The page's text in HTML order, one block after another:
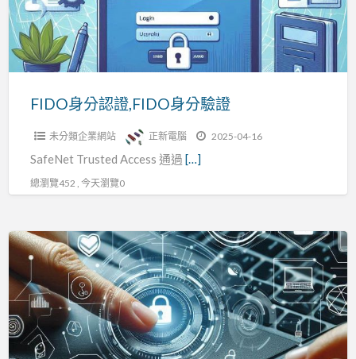
身
分
驗
證
FIDO身分認證,FIDO身分驗證
未分類企業網站 正新電腦 2025-04-16
SafeNet Trusted Access 通過 […]
總瀏覽452 , 今天瀏覽0
FIDO
身
分
認
證|FIDO
身